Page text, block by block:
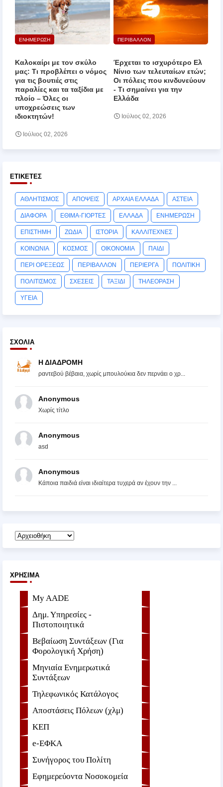
ΕΝΗΜΕΡΩΣΗ
Καλοκαίρι με τον σκύλο
μας: Τι προβλέπει ο νόμος
για τις βουτιές στις
παραλίες και τα ταξίδια με
πλοίο – Όλες οι
υποχρεώσεις των
ιδιοκτητών!
Ιούλιος 02, 2026
ΠΕΡΙΒΑΛΛΟΝ
Έρχεται το ισχυρότερο Ελ
Νίνιο των τελευταίων ετών;
Οι πόλεις που κινδυνεύουν
‑ Τι σημαίνει για την
Ελλάδα
Ιούλιος 02, 2026
ΕΤΙΚΈΤΕΣ
ΑΘΛΗΤΙΣΜΟΣ ΑΠΟΨΕΙΣ ΑΡΧΑΙΑ ΕΛΛΑΔΑ ΑΣΤΕΙΑ
ΔΙΑΦΟΡΑ ΕΘΙΜΑ-ΓΙΟΡΤΕΣ ΕΛΛΑΔΑ ΕΝΗΜΕΡΩΣΗ
ΕΠΙΣΤΗΜΗ ΖΩΔΙΑ ΙΣΤΟΡΙΑ ΚΑΛΛΙΤΕΧΝΕΣ
ΚΟΙΝΩΝΙΑ ΚΟΣΜΟΣ ΟΙΚΟΝΟΜΙΑ ΠΑΙΔΙ
ΠΕΡΙ ΟΡΕΞΕΩΣ ΠΕΡΙΒΑΛΛΟΝ ΠΕΡΙΕΡΓΑ ΠΟΛΙΤΙΚΗ
ΠΟΛΙΤΙΣΜΟΣ ΣΧΕΣΕΙΣ ΤΑΞΙΔΙ ΤΗΛΕΟΡΑΣΗ
ΥΓΕΙΑ
ΣΧΌΛΙΑ
Η ΔΙΑΔΡΟΜΗ
ραντεβού βέβαια, χωρίς μπουλούκια δεν περνάει ο χρ...
Anonymous
Χωρίς τίτλο
Anonymous
asd
Anonymous
Κάποια παιδιά είναι ιδιαίτερα τυχερά αν έχουν την ...
ΧΡΉΣΙΜΑ
My AADE
Δημ. Υπηρεσίες -
Πιστοποιητικά
Βεβαίωση Συντάξεων (Για
Φορολογική Χρήση)
Μηνιαία Ενημερωτικά
Συντάξεων
Τηλεφωνικός Κατάλογος
Αποστάσεις Πόλεων (χλμ)
ΚΕΠ
e-ΕΦKA
Συνήγορος του Πολίτη
Εφημερεύοντα Νοσοκομεία